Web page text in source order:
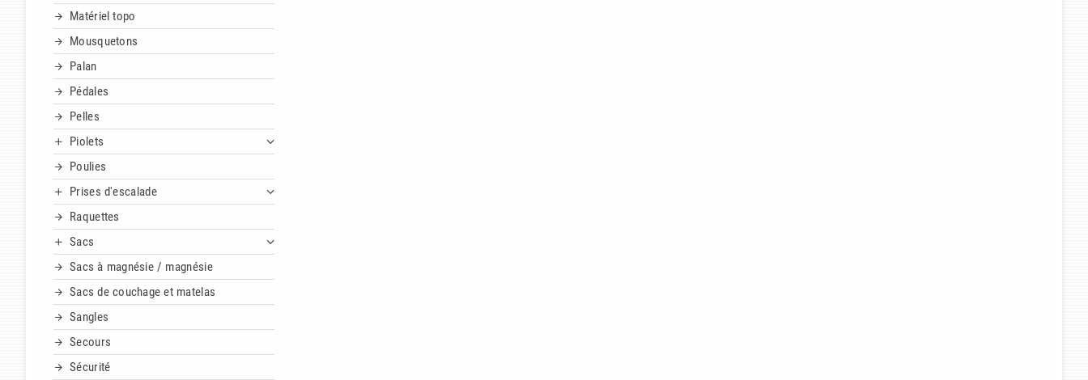
Matériel topo
Mousquetons
Palan
Pédales
Pelles
Piolets
Poulies
Prises d'escalade
Raquettes
Sacs
Sacs à magnésie / magnésie
Sacs de couchage et matelas
Sangles
Secours
Sécurité